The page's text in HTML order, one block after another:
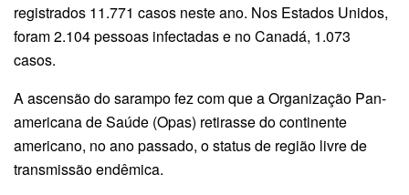
registrados 11.771 casos neste ano. Nos Estados Unidos,
foram 2.104 pessoas infectadas e no Canadá, 1.073
casos.
A ascensão do sarampo fez com que a Organização Pan-
americana de Saúde (Opas) retirasse do continente
americano, no ano passado, o status de região livre de
transmissão endêmica.